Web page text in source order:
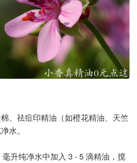
、祛痘印精油（如橙花精油、天竺
水。
升纯净水中加入 3 - 5 滴精油，搅